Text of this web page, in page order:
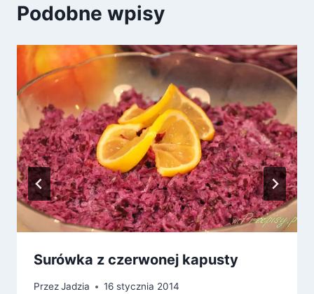
Podobne wpisy
Surówka z czerwonej kapusty
PrzezJadzia 16 stycznia 2014